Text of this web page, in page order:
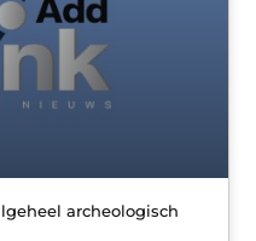
archeologisch